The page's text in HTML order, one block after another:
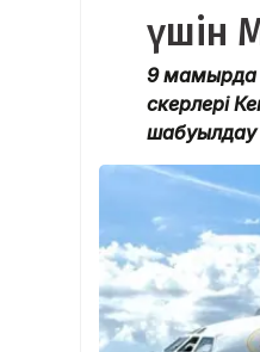
үшін
9 мамырда
әскерлері
шабуылдау